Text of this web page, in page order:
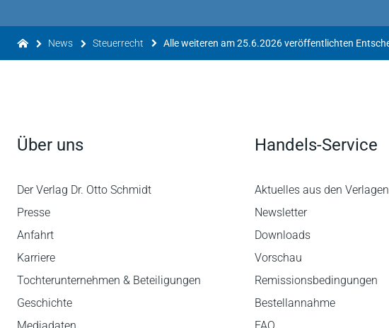
News Steuerrecht
Über uns
Der Verlag Dr. Otto Schmidt
Presse
Anfahrt
Karriere
Tochterunternehmen & Beteiligungen
Geschichte
Handels-Service
Aktuelles aus den Verlagen
Newsletter
Downloads
Vorschau
Remissionsbedingungen
Bestellannahme